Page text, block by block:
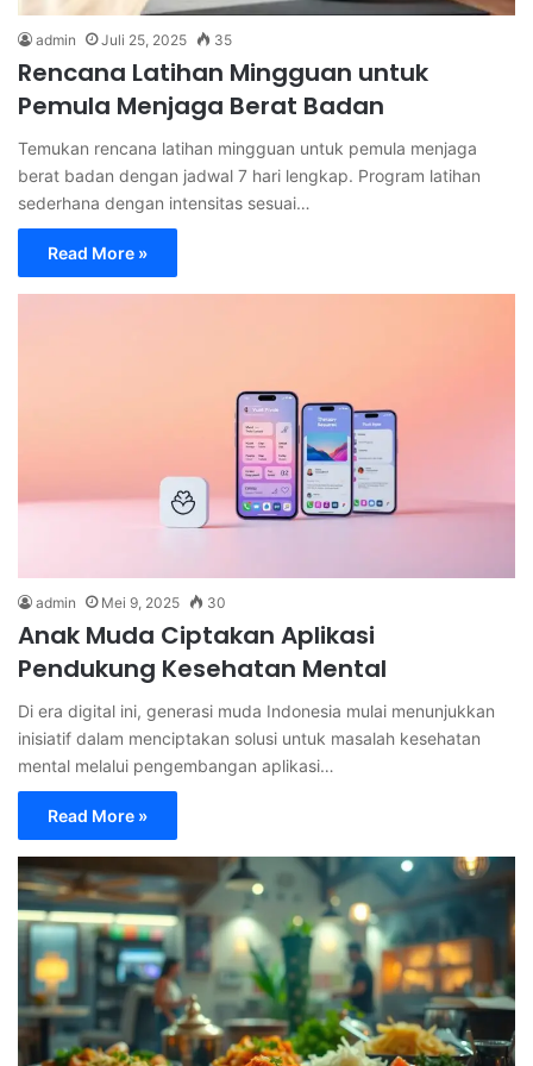
admin Juli 25, 2025 35
Rencana Latihan Mingguan untuk
Pemula Menjaga Berat Badan
Temukan rencana latihan mingguan untuk pemula menjaga
berat badan dengan jadwal 7 hari lengkap. Program latihan
sederhana dengan intensitas sesuai…
Read More »
admin Mei 9, 2025 30
Anak Muda Ciptakan Aplikasi
Pendukung Kesehatan Mental
Di era digital ini, generasi muda Indonesia mulai menunjukkan
inisiatif dalam menciptakan solusi untuk masalah kesehatan
mental melalui pengembangan aplikasi…
Read More »